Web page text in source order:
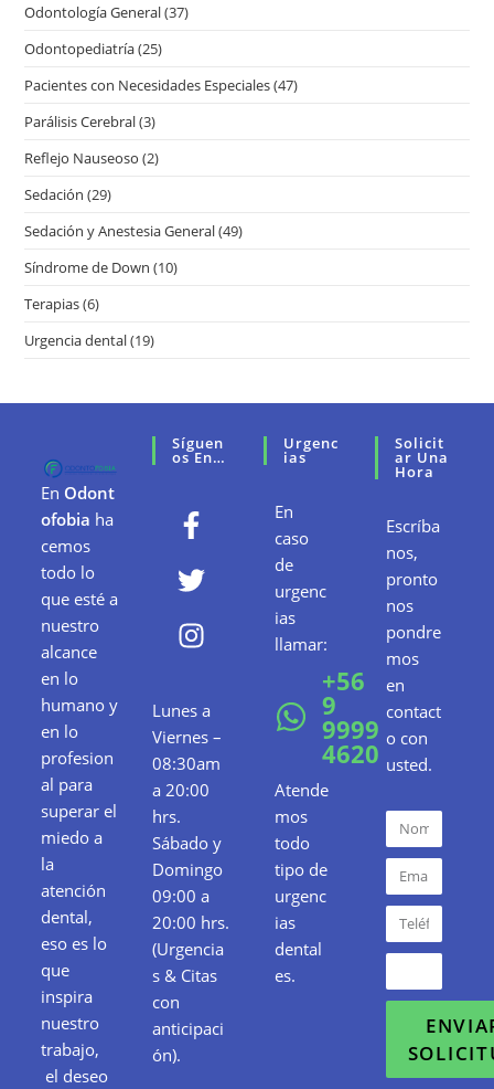
Odontología General(37)
Odontopediatría(25)
Pacientes con Necesidades Especiales(47)
Parálisis Cerebral(3)
Reflejo Nauseoso (2)
Sedación (29)
Sedación y Anestesia General(49)
Síndrome de Down (10)
Terapias(6)
Urgencia dental(19)
En Odont
ofobia ha
cemos
todo lo
que esté a
nuestro
alcance
en lo
humano y
en lo
profesion
al para
superar el
miedo a
la
atención
dental,
eso es lo
que
inspira
nuestro
trabajo,
el deseo
Síguen
Os En…
Lunes a
Viernes –
08:30am
a 20:00
hrs.
Sábado y
Domingo
09:00 a
20:00 hrs.
(Urgencia
s & Citas
con
anticipaci
ón).
Urgenc
Ias
En
caso
de
urgenc
ias
llamar:
+56
9
9999
4620
Atende
mos
todo
tipo de
urgenc
ias
dental
es.
Solicit
Ar Una
Hora
Escríba
nos,
pronto
nos
pondre
mos
en
contact
o con
usted.